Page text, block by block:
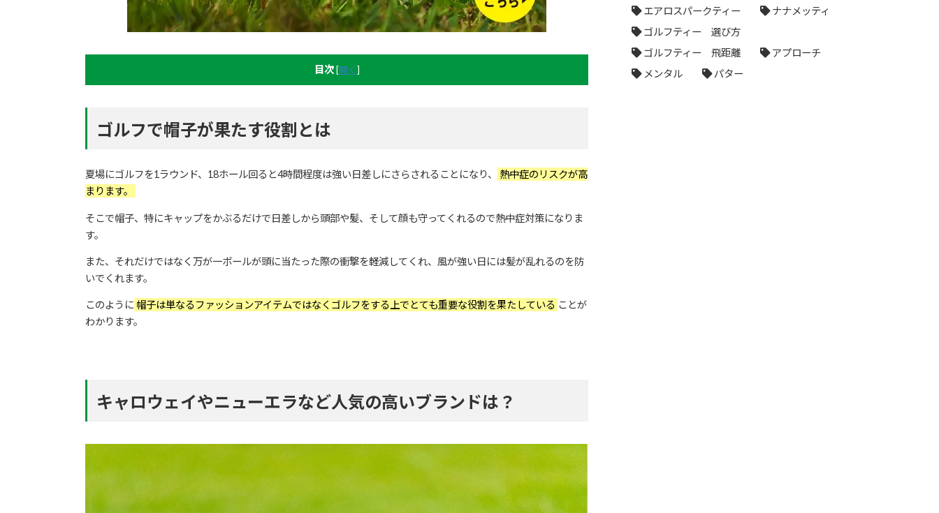
目次 [開く ]
ゴルフで帽子が果たす役割とは
夏場にゴルフを1ラウンド、18ホール回ると4時間程度は強い日差しにさらされることになり、
熱中症のリスクが高
まります。
そこで帽子、特にキャップをかぶるだけで日差しから頭部や髪、そして顔も守ってくれるので熱中症対策になりま
す。
また、それだけではなく万が一ボールが頭に当たった際の衝撃を軽減してくれ、風が強い日には髪が乱れるのを防
いでくれます。
このように 帽子は単なるファッションアイテムではなくゴルフをする上でとても重要な役割を果たしている ことが
わかります。
キャロウェイやニューエラなど人気の高いブランドは？
エアロスパークティー
ナナメッティ
ゴルフティー 選び方
ゴルフティー 飛距離
アプローチ
メンタル
パター